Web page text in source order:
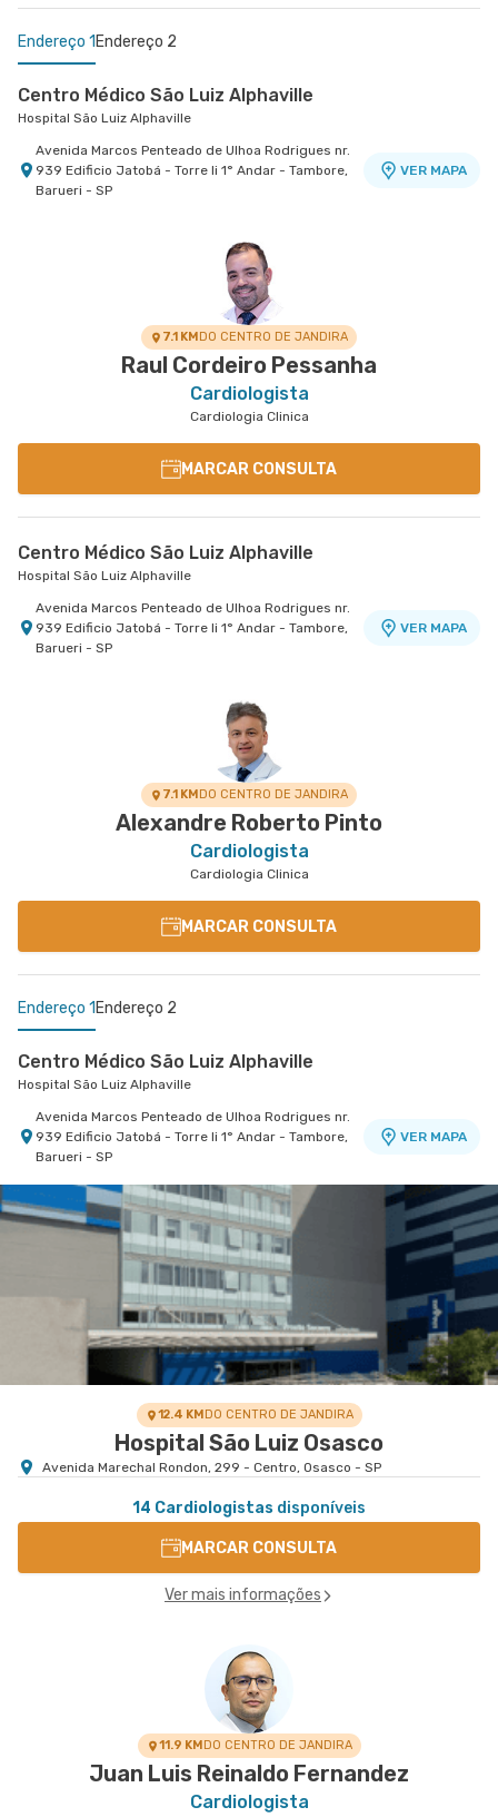
Endereço 1 Endereço 2
Centro Médico São Luiz Alphaville
Hospital São Luiz Alphaville
Avenida Marcos Penteado de Ulhoa Rodrigues nr.
939 Edificio Jatobá - Torre Ii 1° Andar - Tambore,
Barueri - SP
VER MAPA
Avenida Dionysia Alves Barreto nr. 678 - Vila
7.1 KMDO CENTRO DE JANDIRA
Raul Cordeiro Pessanha
Cardiologista
Cardiologia Clinica
MARCAR CONSULTA
Centro Médico São Luiz Alphaville
Hospital São Luiz Alphaville
Avenida Marcos Penteado de Ulhoa Rodrigues nr.
939 Edificio Jatobá - Torre Ii 1° Andar - Tambore,
Barueri - SP
VER MAPA
7.1 KMDO CENTRO DE JANDIRA
Alexandre Roberto Pinto
Cardiologista
Cardiologia Clinica
MARCAR CONSULTA
Endereço 1 Endereço 2
Centro Médico São Luiz Alphaville
Hospital São Luiz Alphaville
Avenida Marcos Penteado de Ulhoa Rodrigues nr.
939 Edificio Jatobá - Torre Ii 1° Andar - Tambore,
Barueri - SP
VER MAPA
Morumbi - Heart Instituto de Cardiologia
Morumbi - Heart Instituto de Cardiologia
Avenida Dos Tajuras nr. 71 Ao Lado do Banco Itaú
Personnalite - Cidade Jardim, Sao Paulo - SP
VER MAPA
12.4 KMDO CENTRO DE JANDIRA
Hospital São Luiz Osasco
Avenida Marechal Rondon, 299 - Centro, Osasco - SP
14 Cardiologistas disponíveis
MARCAR CONSULTA
Ver mais informações
11.9 KMDO CENTRO DE JANDIRA
Juan Luis Reinaldo Fernandez
Cardiologista